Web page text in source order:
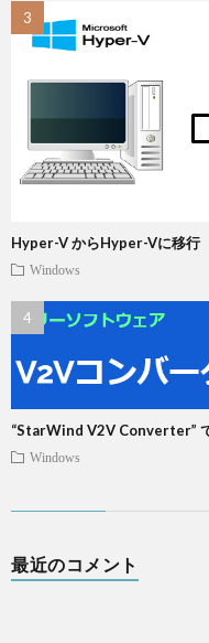
Hyper-V からHyper-Vに移行
Windows
“StarWind V2V Converter”
Windows
最近のコメント